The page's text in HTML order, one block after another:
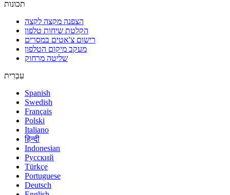
תכונות
הצפנה מקצה לקצה
הקלטת שיחות טלפון
רישום צ'אטים במסרים
מעקב מיקום הטלפון
שליטה מרחוק
עִבְרִית
Spanish
Swedish
Français
Polski
Italiano
हिन्दी
Indonesian
Русский
Türkçe
Portuguese
Deutsch